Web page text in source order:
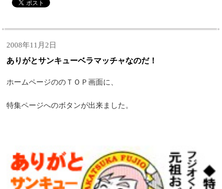
2008年11月2日
ありがとサンキューベラマッチャなのだ！
ホームページののＴＯＰ画面に、
特集ページへのボタンが出来ました。